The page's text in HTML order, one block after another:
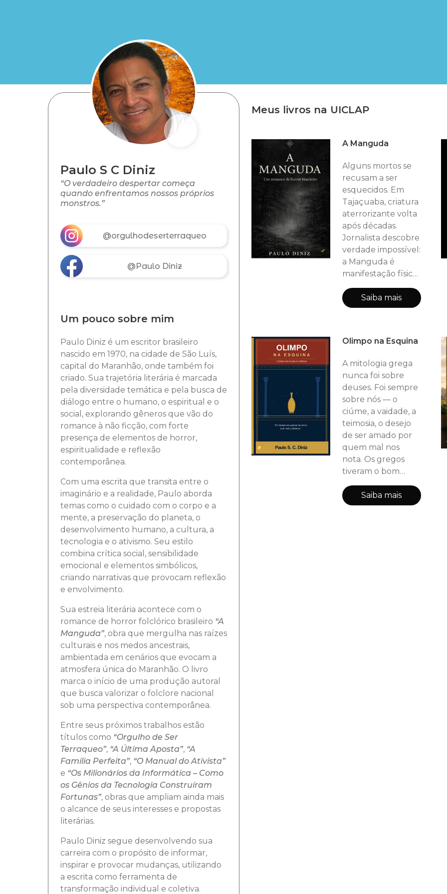
Paulo S C Diniz
“O verdadeiro despertar começa
quando enfrentamos nossos próprios
monstros.”
@orgulhodeserterraqueo
@Paulo Diniz
Um pouco sobre mim
Paulo Diniz é um escritor brasileiro
nascido em 1970, na cidade de São Luís,
capital do Maranhão, onde também foi
criado. Sua trajetória literária é marcada
pela diversidade temática e pela busca de
diálogo entre o humano, o espiritual e o
social, explorando gêneros que vão do
romance à não ficção, com forte
presença de elementos de horror,
espiritualidade e reflexão
contemporânea.
Com uma escrita que transita entre o
imaginário e a realidade, Paulo aborda
temas como o cuidado com o corpo e a
mente, a preservação do planeta, o
desenvolvimento humano, a cultura, a
tecnologia e o ativismo. Seu estilo
combina crítica social, sensibilidade
emocional e elementos simbólicos,
criando narrativas que provocam reflexão
e envolvimento.
Sua estreia literária acontece com o
romance de horror folclórico brasileiro “A
Manguda”, obra que mergulha nas raízes
culturais e nos medos ancestrais,
ambientada em cenários que evocam a
atmosfera única do Maranhão. O livro
marca o início de uma produção autoral
que busca valorizar o folclore nacional
sob uma perspectiva contemporânea.
Entre seus próximos trabalhos estão
títulos como “Orgulho de Ser
Terraqueo”, “A Última Aposta”, “A
Família Perfeita”, “O Manual do Ativista”
e “Os Milionários da Informática – Como
os Gênios da Tecnologia Construíram
Fortunas”, obras que ampliam ainda mais
o alcance de seus interesses e propostas
literárias.
Paulo Diniz segue desenvolvendo sua
carreira com o propósito de informar,
inspirar e provocar mudanças, utilizando
a escrita como ferramenta de
transformação individual e coletiva.
Meus livros na UICLAP
A Manguda
Alguns mortos se
recusam a ser
esquecidos. Em
Tajaçuaba, criatura
aterrorizante volta
após décadas.
Jornalista descobre
verdade impossível:
a Manguda é
manifestação física
de massacre de
1647 — duzentas
almas que se
descansar
enquanto
permanecerem
esquecidas. Para
trazer paz aos
mortos, ela terá
que enfrentar o
terror ao anoitecer
e tocar o
impossível. Horror
brasileiro qu
Saiba mais
Olimpo na Esquina
A mitologia grega
nunca foi sobre
deuses. Foi sempre
sobre nós — o
ciúme, a vaidade, a
teimosia, o desejo
de ser amado por
quem mal nos
nota. Os gregos
tiveram o bom
senso de colocar
toga no assunto e
chamar de épico.
Saiba mais